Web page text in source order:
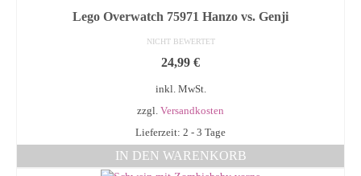
Lego Overwatch 75971 Hanzo vs. Genji
NICHT BEWERTET
24,99 €
inkl. MwSt.
zzgl. Versandkosten
Lieferzeit: 2 - 3 Tage
IN DEN WARENKORB